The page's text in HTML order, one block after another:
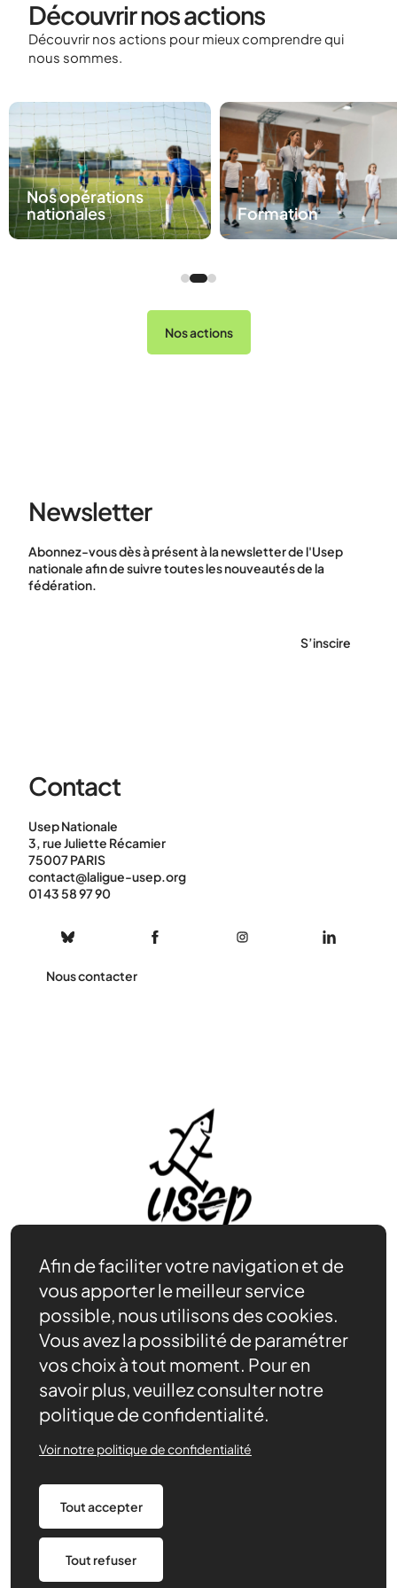
Découvrir nos actions
Découvrir nos actions pour mieux comprendre qui
nous sommes.
Nos opérations
nationales
Formation
Nos actions
Newsletter
Abonnez-vous dès à présent à la newsletter de l'Usep
nationale afin de suivre toutes les nouveautés de la
fédération.
S’inscire
Contact
Usep Nationale
3, rue Juliette Récamier
75007 PARIS
contact@laligue-usep.org
01 43 58 97 90
Nous contacter
Adhérer
Se documenter
Nos partenaires
Nous trouver
Actualités récentes
Mentions légales
Politique de confidentialité
CGV/CGU
Paramétrage des cookies
Made by 148
Afin de faciliter votre navigation et de
vous apporter le meilleur service
possible, nous utilisons des cookies.
Vous avez la possibilité de paramétrer
vos choix à tout moment. Pour en
savoir plus, veuillez consulter notre
politique de confidentialité.
Tout accepter
Tout refuser
Voir notre politique de confidentialité